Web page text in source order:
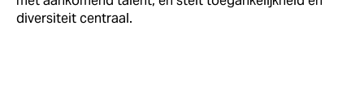
diversiteit centraal.